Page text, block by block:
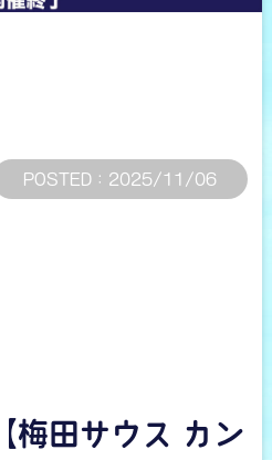
POSTED : 2025/11/06
【梅田サウス カン